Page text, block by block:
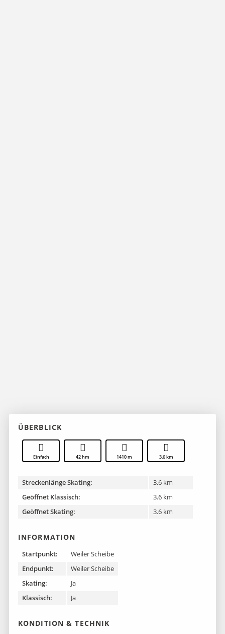
ÜBERBLICK
Einfach 42 hm 1410 m 3.6 km
Streckenlänge Skating:
3.6 km
Geöffnet Klassisch:
3.6 km
Geöffnet Skating:
3.6 km
INFORMATION
Startpunkt:
Weiler Scheibe
Endpunkt:
Weiler Scheibe
Skating:
Ja
Klassisch:
Ja
KONDITION & TECHNIK